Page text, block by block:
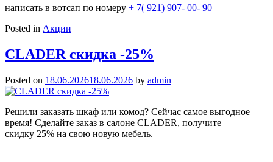
написать в вотсап по номеру + 7( 921) 907- 00- 90
Posted in Акции
CLADER скидка -25%
Posted on 18.06.202618.06.2026 by admin
Решили заказать шкаф или комод? Сейчас самое выгодное
время! Сделайте заказ в салоне CLADER, получите
скидку 25% на свою новую мебель.